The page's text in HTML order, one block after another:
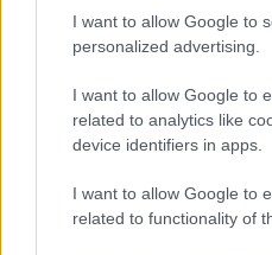
I want to allow Google to
personalized advertising.
I want to allow Google to
related to analytics like
device identifiers in apps.
I want to allow Google to
related to functionality of